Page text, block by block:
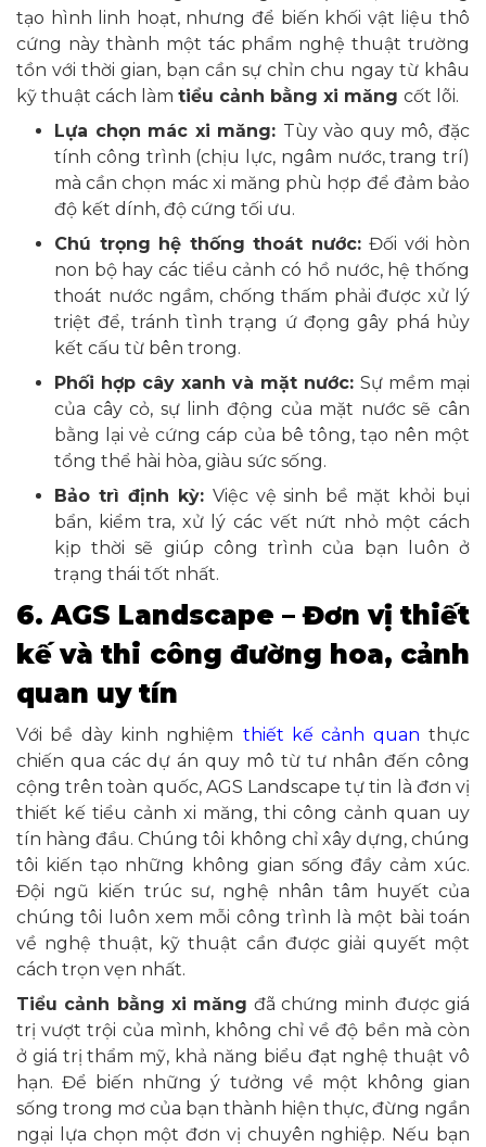
tạo hình linh hoạt, nhưng để biến khối vật liệu thô
cứng này thành một tác phẩm nghệ thuật trường
tồn với thời gian, bạn cần sự chỉn chu ngay từ khâu
kỹ thuật cách làm tiểu cảnh bằng xi măng cốt lõi.
Lựa chọn mác xi măng: Tùy vào quy mô, đặc
tính công trình (chịu lực, ngâm nước, trang trí)
mà cần chọn mác xi măng phù hợp để đảm bảo
độ kết dính, độ cứng tối ưu.
Chú trọng hệ thống thoát nước: Đối với hòn
non bộ hay các tiểu cảnh có hồ nước, hệ thống
thoát nước ngầm, chống thấm phải được xử lý
triệt để, tránh tình trạng ứ đọng gây phá hủy
kết cấu từ bên trong.
Phối hợp cây xanh và mặt nước: Sự mềm mại
của cây cỏ, sự linh động của mặt nước sẽ cân
bằng lại vẻ cứng cáp của bê tông, tạo nên một
tổng thể hài hòa, giàu sức sống.
Bảo trì định kỳ: Việc vệ sinh bề mặt khỏi bụi
bẩn, kiểm tra, xử lý các vết nứt nhỏ một cách
kịp thời sẽ giúp công trình của bạn luôn ở
trạng thái tốt nhất.
6. AGS Landscape – Đơn vị thiết
kế và thi công đường hoa, cảnh
quan uy tín
Với bề dày kinh nghiệm thiết kế cảnh quan thực
chiến qua các dự án quy mô từ tư nhân đến công
cộng trên toàn quốc, AGS Landscape tự tin là đơn vị
thiết kế tiểu cảnh xi măng, thi công cảnh quan uy
tín hàng đầu. Chúng tôi không chỉ xây dựng, chúng
tôi kiến tạo những không gian sống đầy cảm xúc.
Đội ngũ kiến trúc sư, nghệ nhân tâm huyết của
chúng tôi luôn xem mỗi công trình là một bài toán
về nghệ thuật, kỹ thuật cần được giải quyết một
cách trọn vẹn nhất.
Tiểu cảnh bằng xi măng đã chứng minh được giá
trị vượt trội của mình, không chỉ về độ bền mà còn
ở giá trị thẩm mỹ, khả năng biểu đạt nghệ thuật vô
hạn. Để biến những ý tưởng về một không gian
sống trong mơ của bạn thành hiện thực, đừng ngần
ngại lựa chọn một đơn vị chuyên nghiệp. Nếu bạn